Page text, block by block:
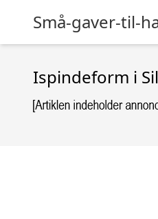
Små-gaver-til-
Ispindeform i